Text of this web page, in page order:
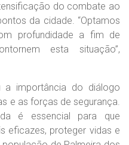
do combate ao
da cidade. “Optamos
profundidade a fim de
esta situação”,
a importância do diálogo
e as forças de segurança.
é essencial para que
eficazes, proteger vidas e